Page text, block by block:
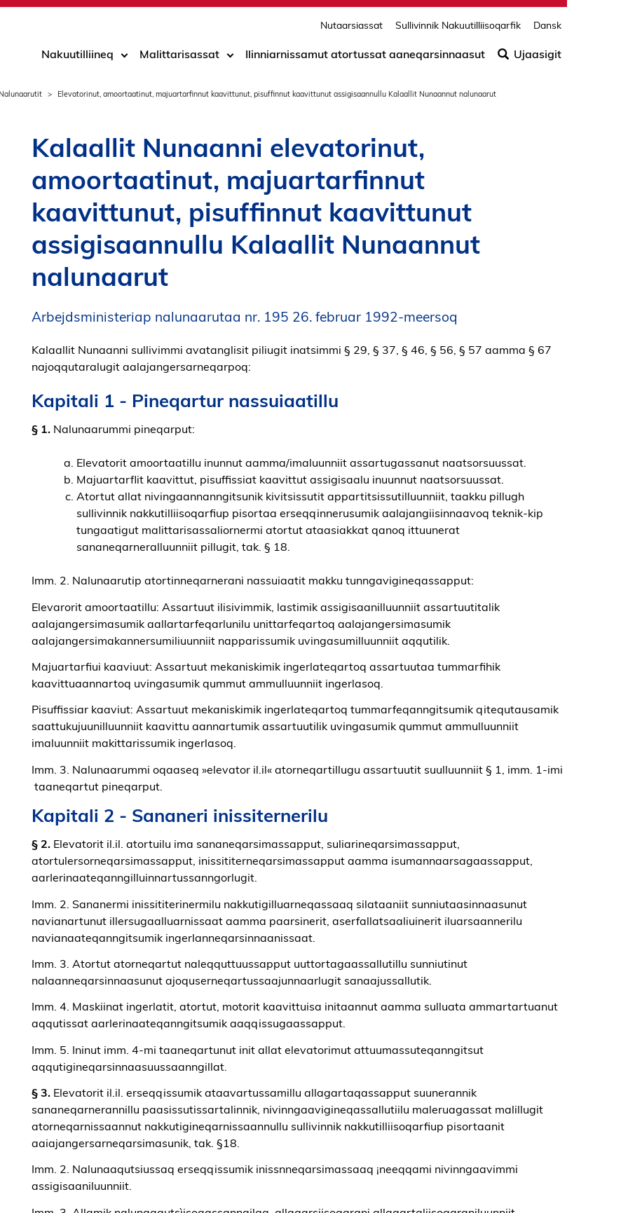
Nutaarsiassat Sullivinnik Nakuutilliisoqarfik Dansk
Nakuutilliineq Malittarisassat Ilinniarnissamut atortussat aaneqarsinnaasut Ujaasigit
Nalunaarutit Elevatorinut, amoortaatinut, majuartarfinnut kaavittunut, pisuffinnut kaavittunut assigisaannullu Kalaallit Nunaannut nalunaarut
Kalaallit Nunaanni elevatorinut,
amoortaatinut, majuartarfinnut
kaavittunut, pisuffinnut kaavittunut
assigisaannullu Kalaallit Nunaannut
nalunaarut
Arbejdsministeriap nalunaarutaa nr. 195 26. februar 1992-meersoq
Kalaallit Nunaanni sullivimmi avatanglisit piliugit inatsimmi § 29, § 37, § 46, § 56, § 57 aamma § 67
najoqqutaralugit aalajangersarneqarpoq:
Kapitali 1 - Pineqartur nassuiaatillu
§ 1. Nalunaarummi pineqarput:
Elevatorit amoortaatillu inunnut aamma/imaluunniit assartugassanut naatsorsuussat.
Majuartarflit kaavittut, pisuffissiat kaavittut assigisaalu inuunnut naatsorsuussat.
Atortut allat nivingaannanngitsunik kivitsissutit appartitsissutilluunniit, taakku pillugh
sullivinnik nakkutilliisoqarfiup pisortaa erseqqinnerusumik aalajangiisinnaavoq teknik-kip
tungaatigut malittarisassaliornermi atortut ataasiakkat qanoq ittuunerat
sananeqarneralluunniit pillugit, tak. § 18.
Imm. 2. Nalunaarutip atortinneqarnerani nassuiaatit makku tunngavigineqassapput:
Elevarorit amoortaatillu: Assartuut ilisivimmik, lastimik assigisaanilluunniit assartuutitalik
aalajangersimasumik aallartarfeqarlunilu unittarfeqartoq aalajangersimasumik
aalajangersimakannersumiliuunniit napparissumik uvingasumilluunniit aqqutilik.
Majuartarfiui kaaviuut: Assartuut mekaniskimik ingerlateqartoq assartuutaa tummarfihik
kaavittuaannartoq uvingasumik qummut ammulluunniit ingerlasoq.
Pisuffissiar kaaviut: Assartuut mekaniskimik ingerlateqartoq tummarfeqanngitsumik qitequtausamik
saattukujuunilluunniit kaavittu aannartumik assartuutilik uvingasumik qummut ammulluunniit
imaluunniit makittarissumik ingerlasoq.
Imm. 3. Nalunaarummi oqaaseq »elevator il.il« atorneqartillugu assartuutit suulluunniit § 1, imm. 1-imi
taaneqartut pineqarput.
Kapitali 2 - Sananeri inissiternerilu
§ 2. Elevatorit il.il. atortuilu ima sananeqarsimassapput, suliarineqarsimassapput,
atortulersorneqarsimassapput, inissititerneqarsimassapput aamma isumannaarsagaassapput,
aarIerinaateqanngilluinnartussanngorlugit.
Imm. 2. Sananermi inissititerinermilu nakkutigilluarneqassaaq silataaniit sunniutaasinnaasunut
navianartunut illersugaalluarnissaat aamma paarsinerit, aserfallatsaaliuinerit iluarsaannerilu
navianaateqanngitsumik ingerlanneqarsinnaanissaat.
Imm. 3. Atortut atorneqartut naleqquttuussapput uuttortagaassallutillu sunniutinut
nalaanneqarsinnaasunut ajoquserneqartussaajunnaarlugit sanaajussallutik.
Imm. 4. Maskiinat ingerlatit, atortut, motorit kaavittuisa initaannut aamma sulluata ammartartuanut
aqqutissat aarlerinaateqanngitsumik aaqqissugaassapput.
Imm. 5. Ininut imm. 4-mi taaneqartunut init allat elevatorimut attuumassuteqanngitsut
aqqutigineqarsinnaasuussaanngillat.
§ 3. Elevatorit il.il. erseqqissumik ataavartussamillu allagartaqassapput suunerannik
sananeqarnerannillu paasissutissartalinnik, nivinngaavigineqassallutiilu maleruagassat malillugit
atorneqarnissaannut nakkutigineqarnissaannullu sullivinnik nakkutilliisoqarfiup pisortaanit
aaiajangersarneqarsimasunik, tak. §18.
Imm. 2. Nalunaaqutsiussaq erseqqissumik inissnneqarsimassaaq ¡neeqqami nivinngaavimmi
assigisaaniluunniit.